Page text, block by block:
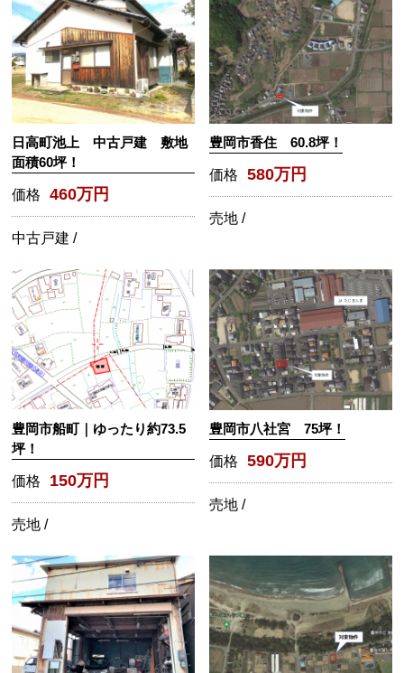
日高町池上 中古戸建 敷地
面積60坪！
価格 460万円
中古戸建 /
豊岡市香住 60.8坪！
価格 580万円
売地 /
豊岡市船町｜ゆったり約73.5
坪！
価格 150万円
売地 /
豊岡市八社宮 75坪！
価格 590万円
売地 /